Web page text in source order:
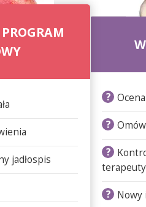
jadłospis
?
?
?
? Nowy